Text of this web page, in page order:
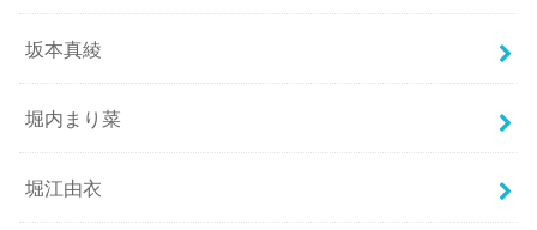
坂本真綾
堀内まり菜
堀江由衣